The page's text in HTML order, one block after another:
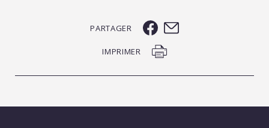
PARTAGER
IMPRIMER